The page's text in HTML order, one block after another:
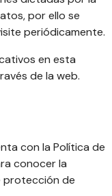
por ello se
periódicamente.
en esta
de la web.
con la Política de
conocer la
protección de